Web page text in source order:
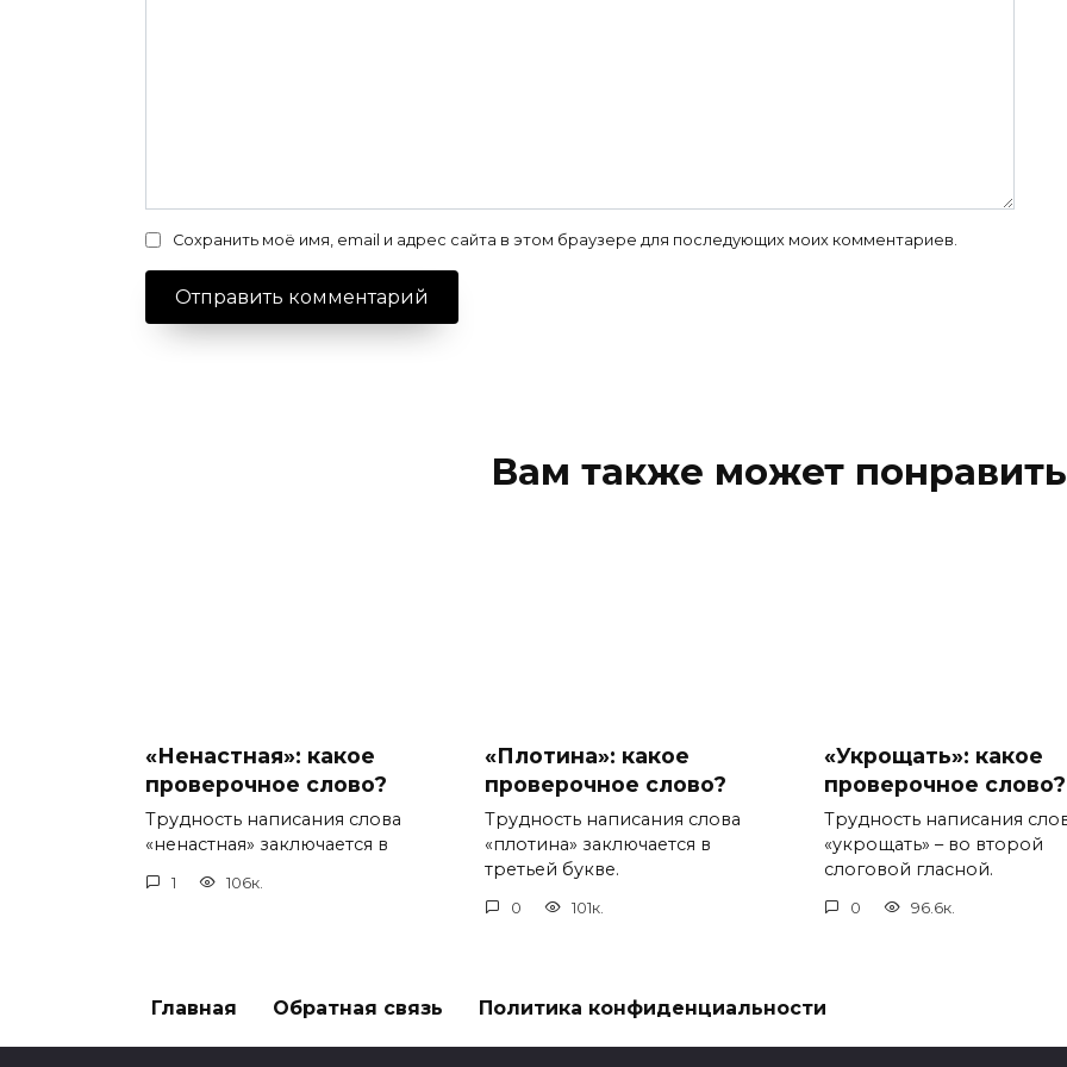
Сохранить моё имя, email и адрес сайта в этом браузере для последующих моих комментариев.
Вам также может
«Ненастная»: какое
проверочное слово?
Трудность написания слова
«ненастная» заключается в
1 106к.
«Плотина»: какое
проверочное слово?
Трудность написания слова
«плотина» заключается в
третьей букве.
0 101к.
«Укрощать»: какое
проверочное слово?
Трудность написания
«укрощать» – во второй
слоговой гласной.
0 96.6к.
Главная Обратная связь Политика конфиденциальности